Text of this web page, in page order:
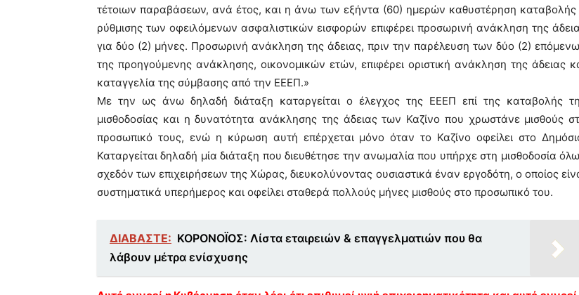
τέτοιων παραβάσεων, ανά έτος, και η άνω των εξήντα (60) ημερών καθυστέρηση καταβολής
ρύθμισης των οφειλόμενων ασφαλιστικών εισφορών επιφέρει προσωρινή ανάκληση της
για δύο (2) μήνες. Προσωρινή ανάκληση της άδειας, πριν την παρέλευση των δύο (2)
της προηγούμενης ανάκλησης, οικονομικών ετών, επιφέρει οριστική ανάκληση της άδειας
καταγγελία της σύμβασης από την ΕΕΕΠ.»
Με την ως άνω δηλαδή διάταξη καταργείται ο έλεγχος της ΕΕΕΠ επί της καταβολής
μισθοδοσίας και η δυνατότητα ανάκλησης της άδειας των Καζίνο που χρωστάνε μισθούς
προσωπικό τους, ενώ η κύρωση αυτή επέρχεται μόνο όταν το Καζίνο οφείλει στο
Καταργείται δηλαδή μία διάταξη που διευθέτησε την ανωμαλία που υπήρχε στη μισθοδοσία
σχεδόν των επιχειρήσεων της Χώρας, διευκολύνοντας ουσιαστικά έναν εργοδότη, ο οποίος
συστηματικά υπερήμερος και οφείλει σταθερά πολλούς μήνες μισθούς στο προσωπικό του.
ΔΙΑΒΑΣΤΕ: ΚΟΡΟΝΟΪΟΣ: Λίστα εταιρειών & επαγγελματιών που θα
λάβουν μέτρα ενίσχυσης